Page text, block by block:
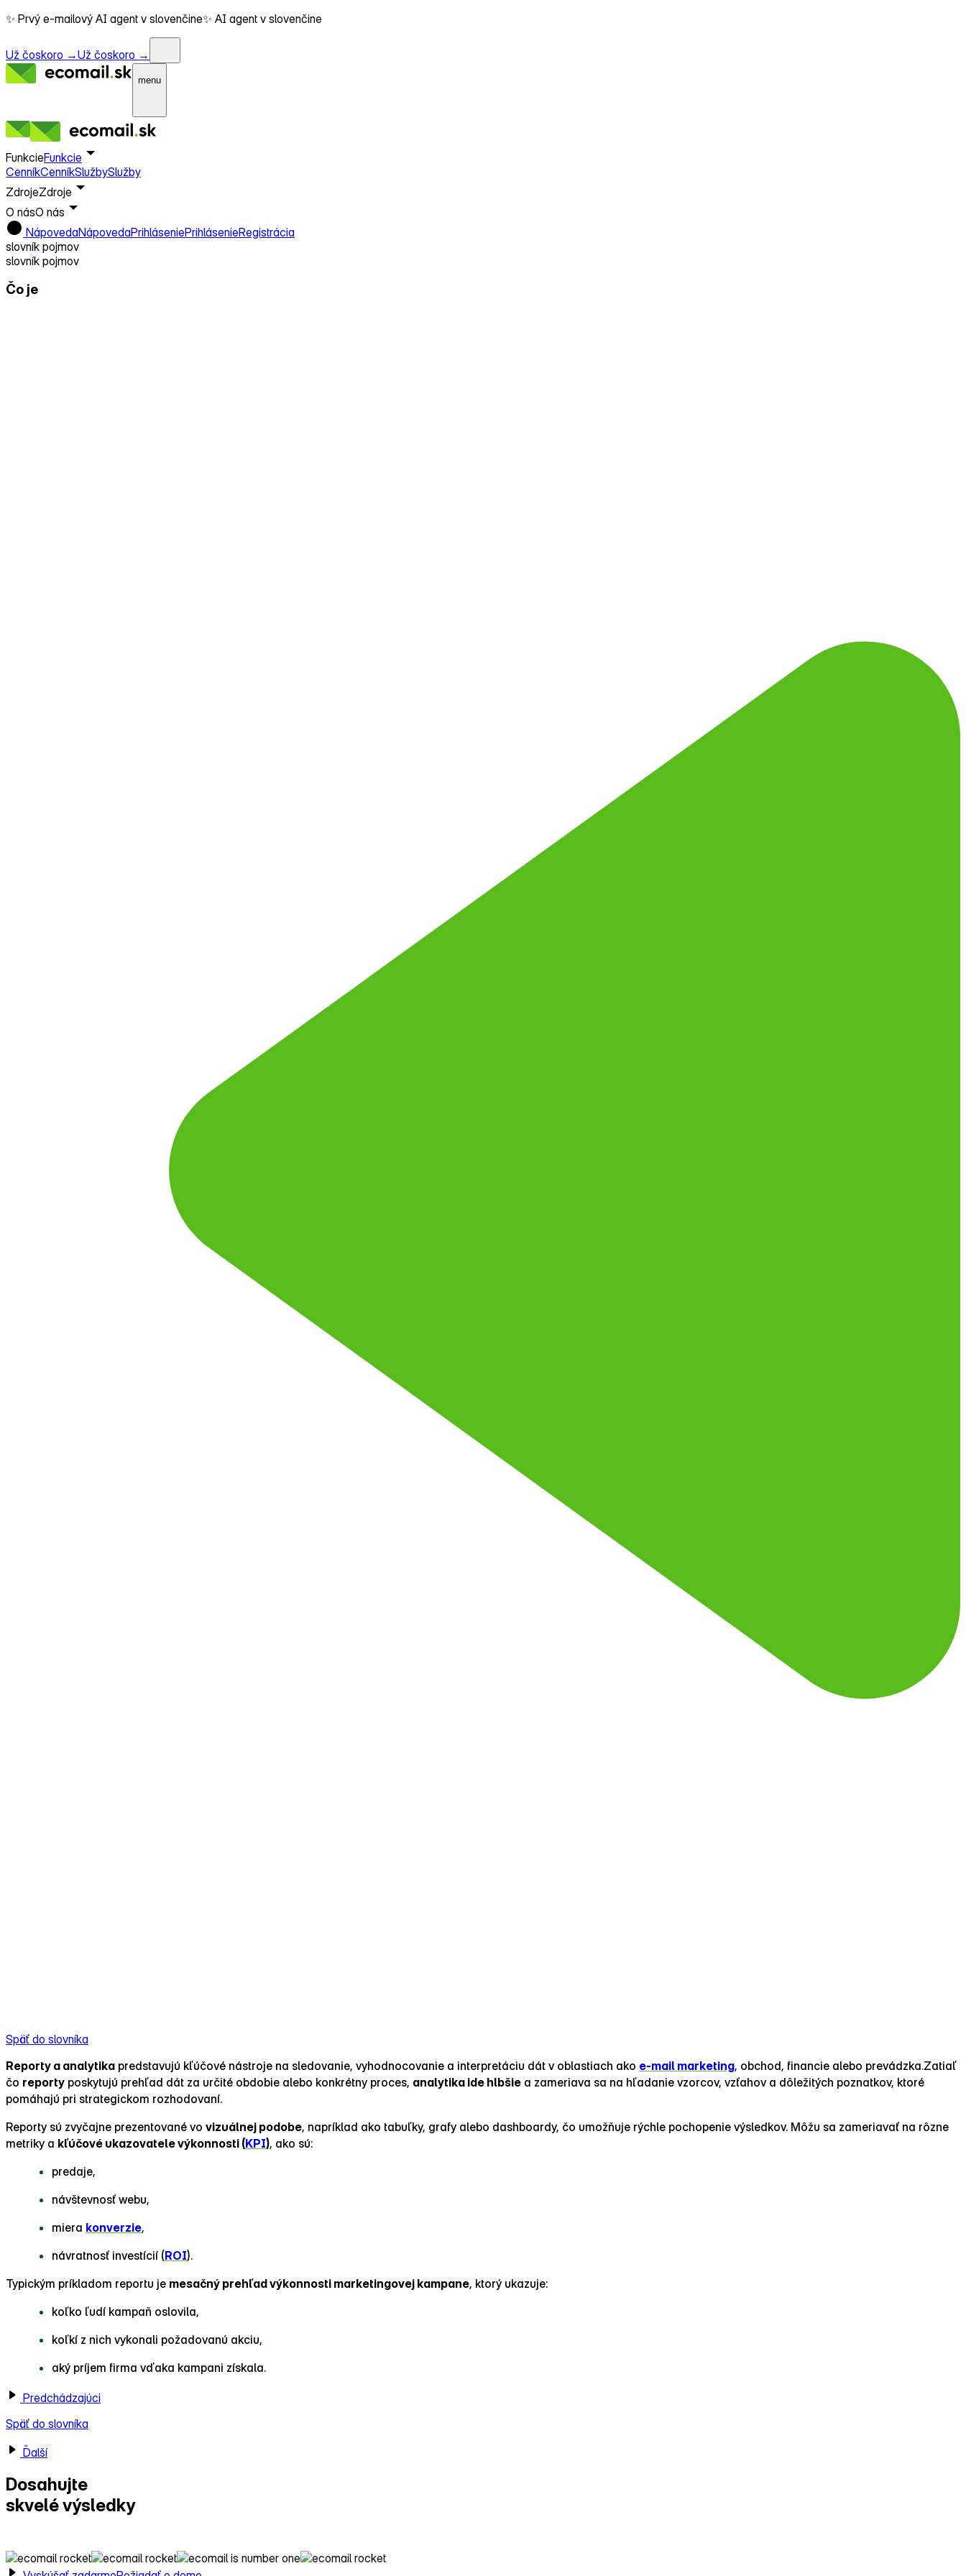
✨ Prvý e-mailový AI agent v slovenčine✨ AI agent v slovenčine
Už čoskoro →Už čoskoro →
menu
FunkcieFunkcie
CenníkCenníkSlužbySlužby
ZdrojeZdroje
O násO nás
NápovedaNápovedaPrihláseniePrihlásenieRegistrácia
slovník pojmov
slovník pojmov
Čo je
Späť do slovníka
Reporty a analytika predstavujú kľúčové nástroje na sledovanie, vyhodnocovanie a interpretáciu dát v oblastiach ako e‑mail marketing, obchod, financie alebo prevádzka.Zatiaľ
čo reporty poskytujú prehľad dát za určité obdobie alebo konkrétny proces, analytika ide hlbšie a zameriava sa na hľadanie vzorcov, vzťahov a dôležitých poznatkov, ktoré
pomáhajú pri strategickom rozhodovaní.
Reporty sú zvyčajne prezentované vo vizuálnej podobe, napríklad ako tabuľky, grafy alebo dashboardy, čo umožňuje rýchle pochopenie výsledkov. Môžu sa zameriavať na rôzne
metriky a kľúčové ukazovatele výkonnosti (KPI), ako sú:
predaje,
návštevnosť webu,
miera konverzie,
návratnosť investícií (ROI).
Typickým príkladom reportu je mesačný prehľad výkonnosti marketingovej kampane, ktorý ukazuje:
koľko ľudí kampaň oslovila,
koľkí z nich vykonali požadovanú akciu,
aký príjem firma vďaka kampani získala.
Predchádzajúci
Späť do slovníka
Ďalší
Dosahujte
skvelé výsledky